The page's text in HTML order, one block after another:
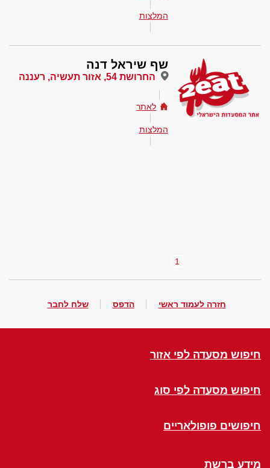
המלצות
שף שיראל דנה
החרושת 54, אזור תעשיה, רעננה
לאתר
המלצות
1
חזרה לעמוד ראשי הדפס שלח לחבר
חיפוש מסעדה לפי אזור
חיפוש מסעדה לפי סוג
חיפושים פופולאריים
מידע ברשת